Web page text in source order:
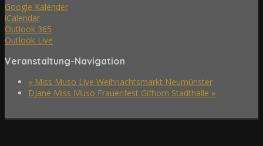
Google Kalender
iCalendar
Outlook 365
Outlook Live
Veranstaltung-Navigation
« Miss Muso Live Weihnachtsmarkt Neumünster
DJane Miss Muso Frauenfest Gifhorn Stadthalle »